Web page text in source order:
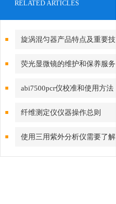
RELATED ARTICLES
旋涡混匀器产品特点及重要技
术参数介绍
荧光显微镜的维护和保养服务
abi7500pcr仪校准和使用方法
纤维测定仪仪器操作总则
使用三用紫外分析仪需要了解
哪些安全措施？